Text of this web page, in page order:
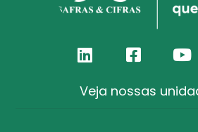
Veja nossas